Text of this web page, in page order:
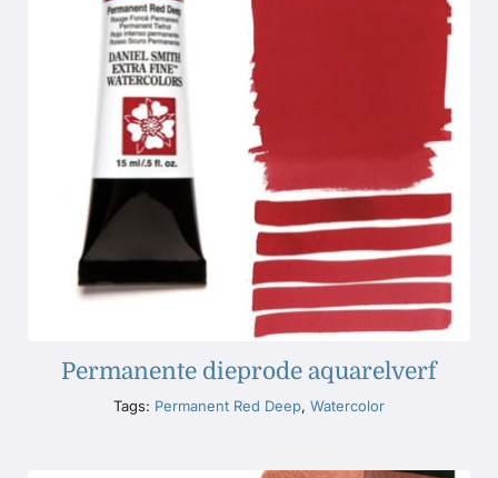
Permanente dieprode aquarelverf
Tags: Permanent Red Deep, Watercolor